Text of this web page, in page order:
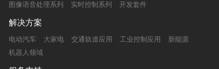
图像语音处理系列 实时控制系列 开发套件
解决方案
电动汽车 大家电 交通轨道应用 工业控制应用
新能源
机器人领域